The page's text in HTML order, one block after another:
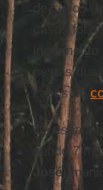
de casos (
casos foi
nestas
casos de
Na escala
sendo 7
José)